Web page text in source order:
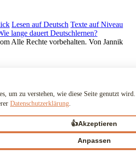
Lesen auf Deutsch Texte auf Niveau
lange dauert Deutschlernen?
Alle Rechte vorbehalten. Von Jannik
um zu verstehen, wie diese Seite genutzt
Datenschutzerklärung.
👍Akzeptieren
Anpassen